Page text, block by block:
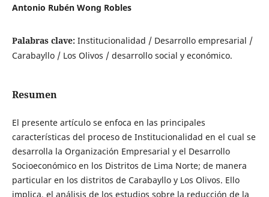
Antonio Rubén Wong Robles
Palabras clave: Institucionalidad / Desarrollo empresarial /
Carabayllo / Los Olivos / desarrollo social y económico.
Resumen
El presente artículo se enfoca en las principales
características del proceso de Institucionalidad en el cual se
desarrolla la Organización Empresarial y el Desarrollo
Socioeconómico en los Distritos de Lima Norte; de manera
particular en los distritos de Carabayllo y Los Olivos. Ello
implica, el análisis de los estudios sobre la reducción de la